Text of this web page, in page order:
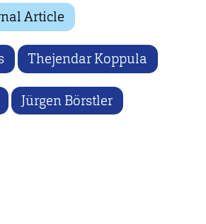
Article
Thejendar Koppula
Jürgen Börstler